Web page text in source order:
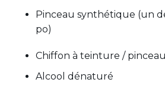
Pinceau synthétique (un
po)
Chiffon à teinture / pinceau
Alcool dénaturé